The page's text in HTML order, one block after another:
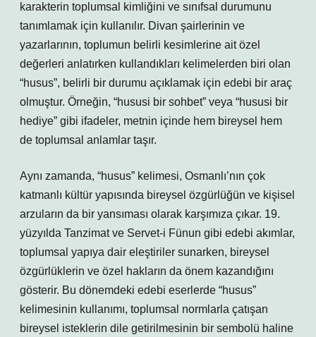
karakterin toplumsal kimliğini ve sınıfsal durumunu
tanımlamak için kullanılır. Divan şairlerinin ve
yazarlarının, toplumun belirli kesimlerine ait özel
değerleri anlatırken kullandıkları kelimelerden biri olan
“husus”, belirli bir durumu açıklamak için edebi bir araç
olmuştur. Örneğin, “hususi bir sohbet” veya “hususi bir
hediye” gibi ifadeler, metnin içinde hem bireysel hem
de toplumsal anlamlar taşır.
Aynı zamanda, “husus” kelimesi, Osmanlı’nın çok
katmanlı kültür yapısında bireysel özgürlüğün ve kişisel
arzuların da bir yansıması olarak karşımıza çıkar. 19.
yüzyılda Tanzimat ve Servet-i Fünun gibi edebi akımlar,
toplumsal yapıya dair eleştiriler sunarken, bireysel
özgürlüklerin ve özel hakların da önem kazandığını
gösterir. Bu dönemdeki edebi eserlerde “husus”
kelimesinin kullanımı, toplumsal normlarla çatışan
bireysel isteklerin dile getirilmesinin bir sembolü haline